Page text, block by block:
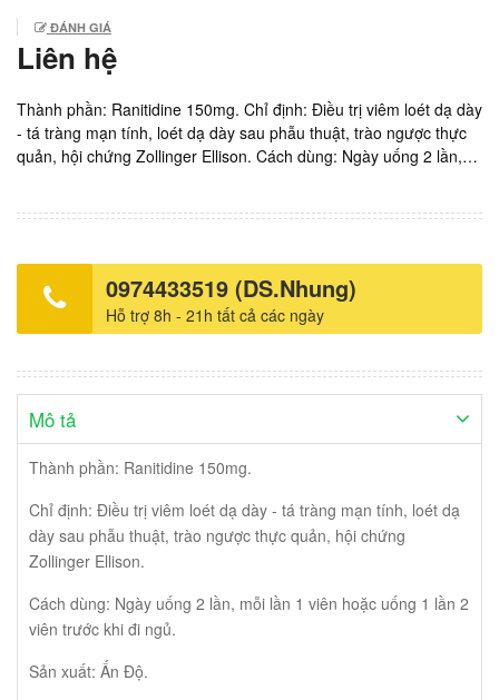
ĐÁNH GIÁ
Liên hệ
Thành phần: Ranitidine 150mg. Chỉ định: Điều trị viêm loét dạ dày
- tá tràng mạn tính, loét dạ dày sau phẫu thuật, trào ngược thực
quản, hội chứng Zollinger Ellison. Cách dùng: Ngày uống 2 lần,
doanh.
0974433519 (DS.Nhung)
Hỗ trợ 8h - 21h tất cả các ngày
Mô tả
Thành phần: Ranitidine 150mg.
Chỉ định: Điều trị viêm loét dạ dày - tá tràng mạn tính, loét dạ
dày sau phẫu thuật, trào ngược thực quản, hội chứng
Zollinger Ellison.
Cách dùng: Ngày uống 2 lần, mỗi lần 1 viên hoặc uống 1 lần 2
viên trước khi đi ngủ.
Sản xuất: Ấn Độ.